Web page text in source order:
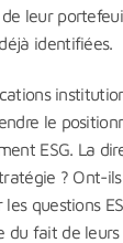
leur
identifiées.
le
ESG. La
? Ont-
questions
du fait de leurs